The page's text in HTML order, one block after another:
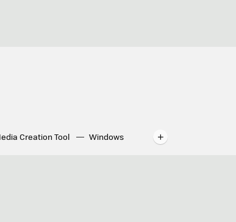
Creation Tool
Windows